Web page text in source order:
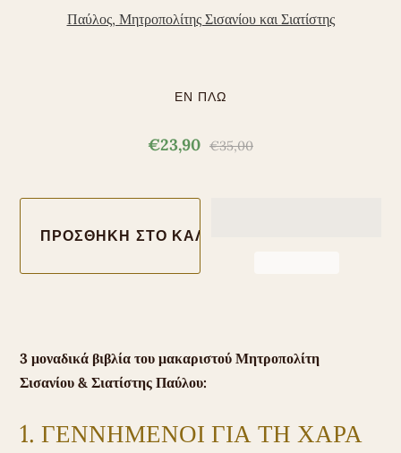
Παύλος, Μητροπολίτης Σισανίου και Σιατίστης
ΕΝ ΠΛΩ
€23,90 €35,00
3 μοναδικά βιβλία του μακαριστού Μητροπολίτη
Σισανίου & Σιατίστης Παύλου:
1. ΓΕΝΝΗΜΕΝΟΙ ΓΙΑ ΤΗ ΧΑΡΑ